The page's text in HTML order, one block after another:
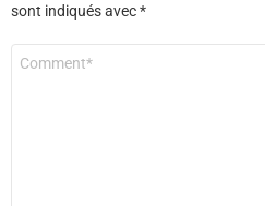
sont indiqués avec*
Commentaire